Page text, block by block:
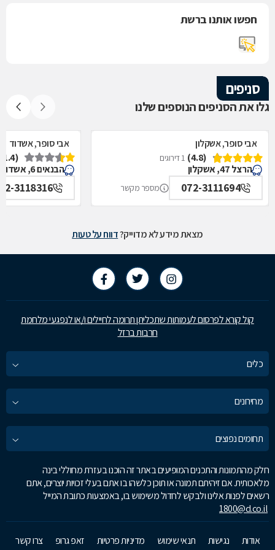
חפשו אותנו ברשת
סניפים
גלו את הסניפים הנוספים שלנו
אבי סופר, אשקלון
(4.8)
1 דירוגים
הרצל 47, אשקלון
072-3111694 מספר מקשר
אבי סופר, אשדוד
(1.4)
הבנאים 6, אשדוד
3118316
מצאת מידע לא מדוייק?דווח על טעות
קול קורא לפרסום לעמותות שתכליתן תרומה לחיילים ו/או לנפגעי מלחמת
חרבות ברזל
כלים
מחירונים
תחומים נפוצים
חלק מהתמונות והתכנים המופיעים באתר זה הוכנו בעזרת מחוללי בינה
מלאכותית. אם זיהיתם תמונה או תוכן כלשהו בו אתם בעלי זכויות יוצרים, אתם
רשאים לפנות אלינו ולבקש לחדול משימוש בו, באמצעות כתובת המייל
1800@d.co.il
אודות נגישות תנאי שימוש מדיניות פרטיות זאפ גרופ צרו קשר